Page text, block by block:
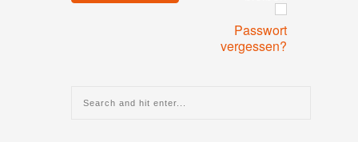
Passwort
vergessen?